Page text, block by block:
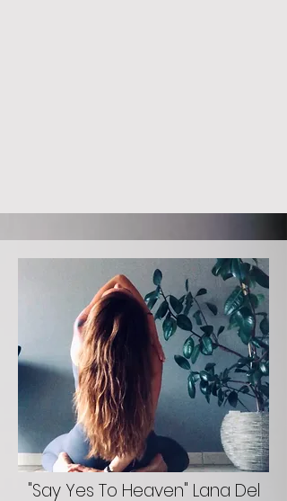
"Say Yes To Heaven" Lana Del